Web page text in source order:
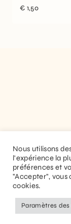
€ 1,50
Website created
© 2026
Nous utilisons
l'expérience la
préférences et
"Accepter", vous
cookies.
Paramètres